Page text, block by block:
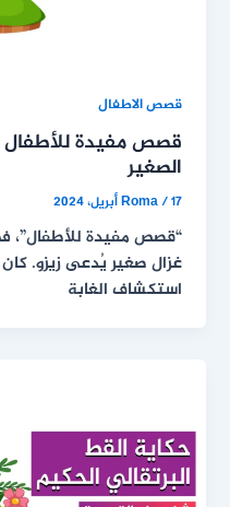
قصص الاطفال
قصص مفيدة للأطفال
الصغير
Roma/17 أبريل، 2024
“قصص مفيدة للأطفال”،
غزال صغير يُدعى زيزو. كان
استكشاف الغابة